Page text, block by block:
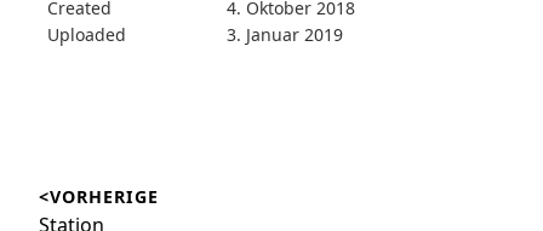
Created
4. Oktober 2018
Uploaded
3. Januar 2019
<VORHERIGE
Vorheriger
Station